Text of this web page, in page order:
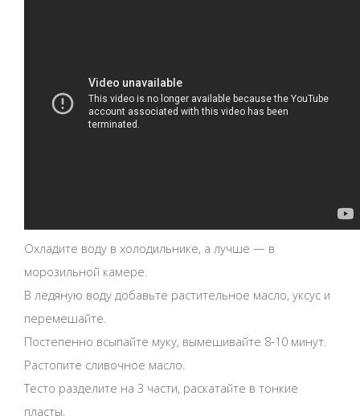
Охладите воду в холодильнике, а лучше — в
морозильной камере.
В ледяную воду добавьте растительное масло, уксус и
перемешайте.
Постепенно всыпайте муку, вымешивайте 8-10 минут.
Растопите сливочное масло.
Тесто разделите на 3 части, раскатайте в тонкие
пласты.